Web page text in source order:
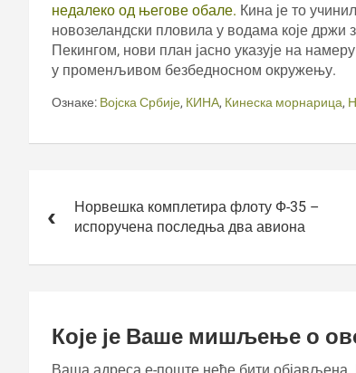
недалеко од његове обале. Кина је то
новозеландски пловила у водама које држи
Пекингом, нови план јасно указује на
у променљивом безбедносном окружењу.
Ознаке: Војска Србије, КИНА, Кинеска морнарица,
чланкаНорвешка комплетира флоту Ф-35 –
испоручена последња два авиона
Које је Ваше мишљење о